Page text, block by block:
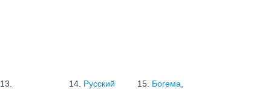
13.
14. Русский
15. Богема,